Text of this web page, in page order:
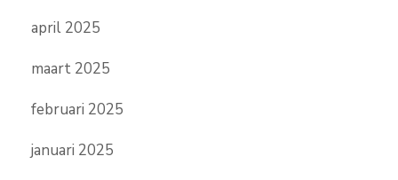
april 2025
maart 2025
februari 2025
januari 2025